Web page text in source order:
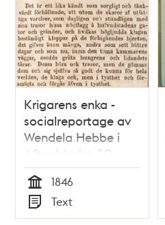
Krigarens enka -
socialreportage av
Wendela Hebbe i
Aftonbladet 20
mars 1846
Tid
1846
Typ
Text